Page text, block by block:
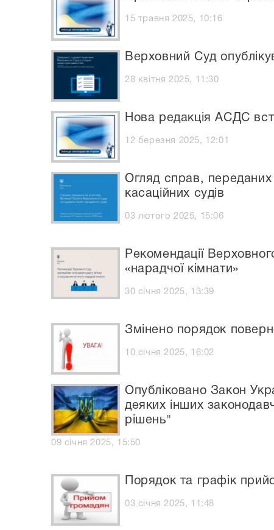
15 травня 2025, 10:16
Верховний Суд
28 квітня 2025, 11:30
​Нова редакція АСДС
12 березня 2025, 12:01
Огляд справ, переданих
касаційних судів
03 лютого 2025, 15:06
Рекомендації
«нарадчої кімнати»
30 січня 2025, 13:39
Змінено порядок
10 січня 2025, 16:02
Опубліковано Закон
деяких інших
рішень"
09 січня 2025, 15:50
Порядок та графік
03 січня 2025, 11:48